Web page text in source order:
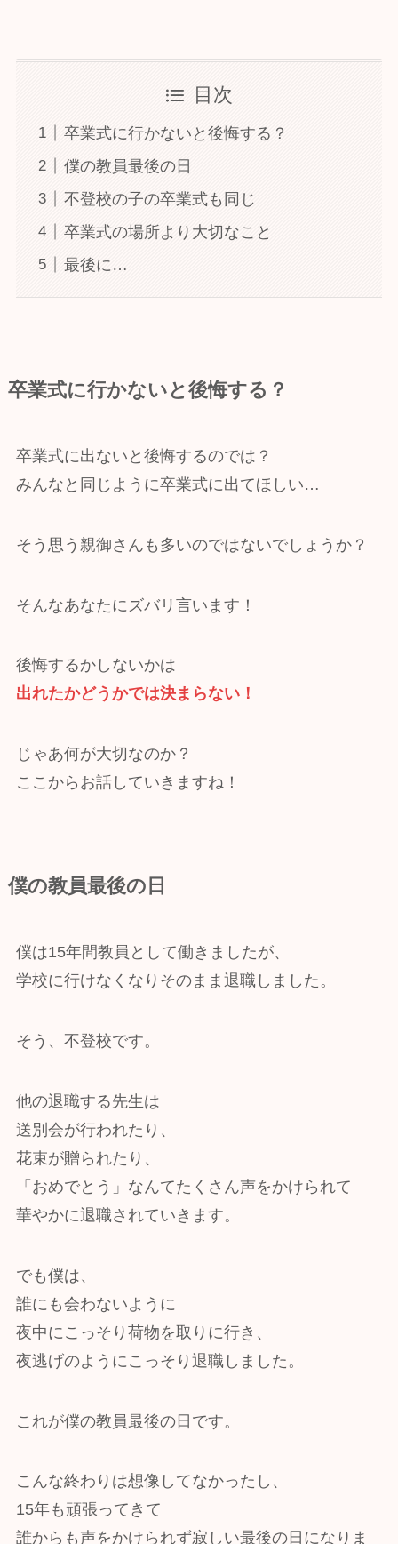
目次
卒業式に行かないと後悔する？
​僕の教員最後の日
不登校の子の卒業式も同じ
​卒業式の場所より大切なこと
最後に…
卒業式に行かないと後悔する？
卒業式に出ないと後悔するのでは？
みんなと同じように卒業式に出てほしい…
そう思う親御さんも多いのではないでしょうか？
そんなあなたにズバリ言います！
後悔するかしないかは
出れたかどうかでは決まらない！
じゃあ何が大切なのか？
ここからお話していきますね！
​僕の教員最後の日
僕は15年間教員として働きましたが、
学校に行けなくなりそのまま退職しました。
そう、不登校です。
他の退職する先生は
送別会が行われたり、
花束が贈られたり、
「おめでとう」なんてたくさん声をかけられて
華やかに退職されていきます。
でも僕は、
誰にも会わないように
夜中にこっそり荷物を取りに行き、
夜逃げのようにこっそり退職しました。
これが僕の教員最後の日です。
こんな終わりは想像してなかったし、
15年も頑張ってきて
誰からも声をかけられず寂しい最後の日になりま